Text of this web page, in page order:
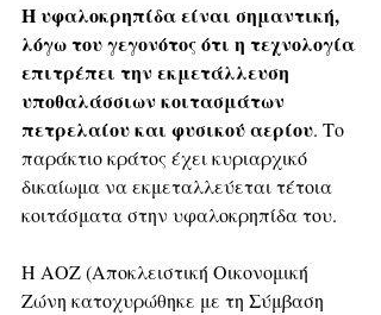
Η υφαλοκρηπίδα είναι σημαντική,
λόγω του γεγονότος ότι η τεχνολογία
επιτρέπει την εκμετάλλευση
υποθαλάσσιων κοιτασμάτων
πετρελαίου και φυσικού αερίου. Το
παράκτιο κράτος έχει κυριαρχικό
δικαίωμα να εκμεταλλεύεται τέτοια
κοιτάσματα στην υφαλοκρηπίδα του.
Η ΑΟΖ (Αποκλειστική Οικονομική
Ζώνη κατοχυρώθηκε με τη Σύμβαση